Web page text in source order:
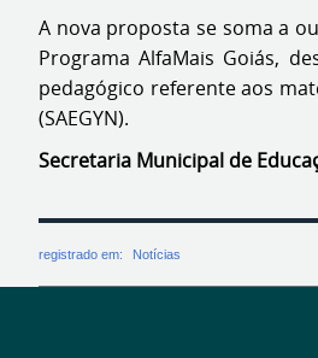
A nova proposta se soma a
Programa AlfaMais Goiás,
pedagógico referente aos
(SAEGYN).
Secretaria Municipal de
registrado em: Notícias